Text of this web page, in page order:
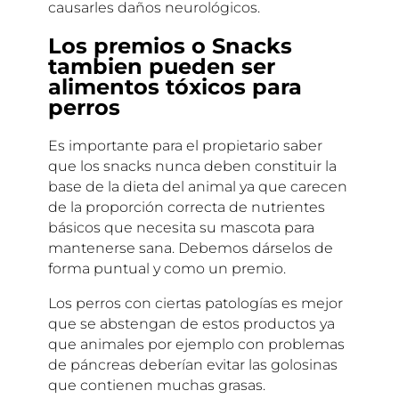
causarles daños neurológicos.
Los premios o Snacks
tambien pueden ser
alimentos tóxicos para
perros
Es importante para el propietario saber
que los snacks nunca deben constituir la
base de la dieta del animal ya que carecen
de la proporción correcta de nutrientes
básicos que necesita su mascota para
mantenerse sana. Debemos dárselos de
forma puntual y como un premio.
Los perros con ciertas patologías es mejor
que se abstengan de estos productos ya
que animales por ejemplo con problemas
de páncreas deberían evitar las golosinas
que contienen muchas grasas.